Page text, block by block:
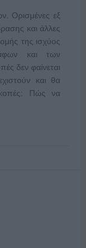
Ορισμένες εξ
και άλλες
της ισχύος
και των
δεν φαίνεται
και θα
Πώς να